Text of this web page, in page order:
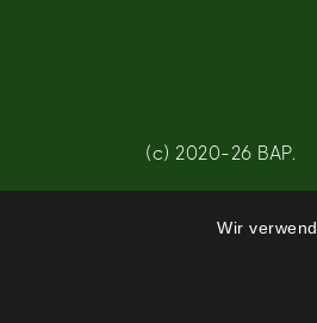
(c) 2020-26 BAP.
Wir